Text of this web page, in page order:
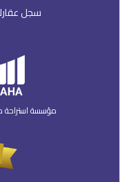
سجل
© 2026 - مؤسسة